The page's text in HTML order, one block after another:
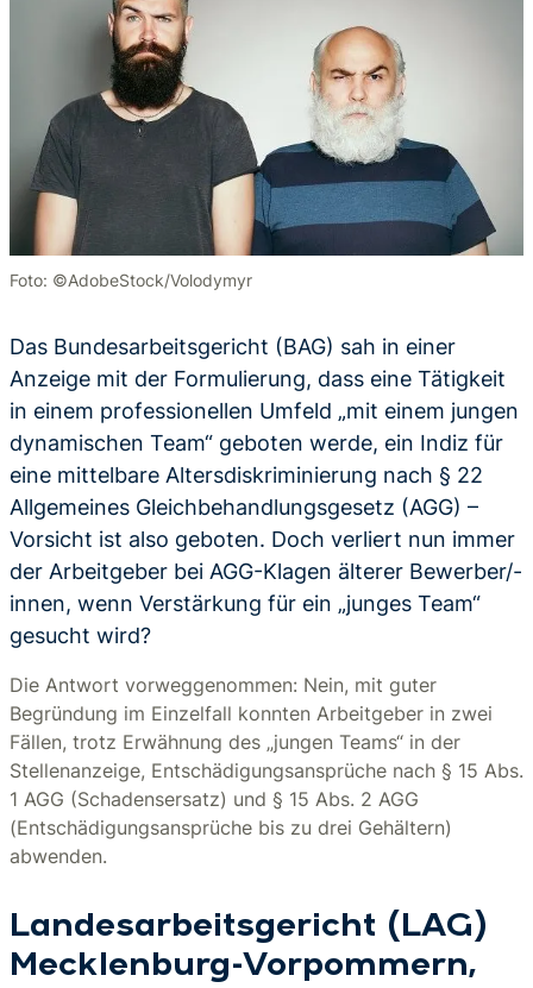
Foto: ©AdobeStock/Volodymyr
Das Bundesarbeitsgericht (BAG) sah in einer
Anzeige mit der Formulierung, dass eine Tätigkeit
in einem professionellen Umfeld „mit einem jungen
dynamischen Team“ geboten werde, ein Indiz für
eine mittelbare Altersdiskriminierung nach § 22
Allgemeines Gleichbehandlungsgesetz (AGG) –
Vorsicht ist also geboten. Doch verliert nun immer
der Arbeitgeber bei AGG-Klagen älterer Bewerber/-
innen, wenn Verstärkung für ein „junges Team“
gesucht wird?
Die Antwort vorweggenommen: Nein, mit guter
Begründung im Einzelfall konnten Arbeitgeber in zwei
Fällen, trotz Erwähnung des „jungen Teams“ in der
Stellenanzeige, Entschädigungsansprüche nach § 15 Abs.
1 AGG (Schadensersatz) und § 15 Abs. 2 AGG
(Entschädigungsansprüche bis zu drei Gehältern)
abwenden.
Landesarbeitsgericht (LAG)
Mecklenburg-Vorpommern,